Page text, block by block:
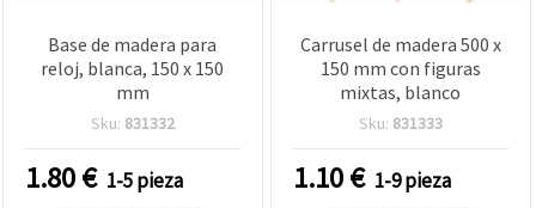
Base de madera para
reloj, blanca, 150 x 150
mm
Sku: 831332
1.80€ 1-5 pieza
Carrusel de madera 500 x
150 mm con figuras
mixtas, blanco
Sku: 831333
1.10€ 1-9 pieza